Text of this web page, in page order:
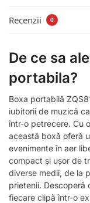
Recenzii 0
De ce sa
portabila?
Boxa portabilă
iubitorii de muzică
într-o petrecere. Cu
această boxă oferă
evenimente în aer
compact și ușor de
diverse medii, de la
prietenii. Descoperă
fiecare clipă într-o